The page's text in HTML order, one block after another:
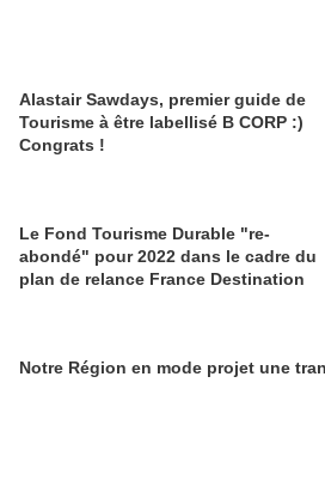
Alastair Sawdays, premier guide de
Tourisme à être labellisé B CORP :)
Congrats !
Le Fond Tourisme Durable "re-
abondé" pour 2022 dans le cadre du
plan de relance France Destination
Notre Région en mode projet une